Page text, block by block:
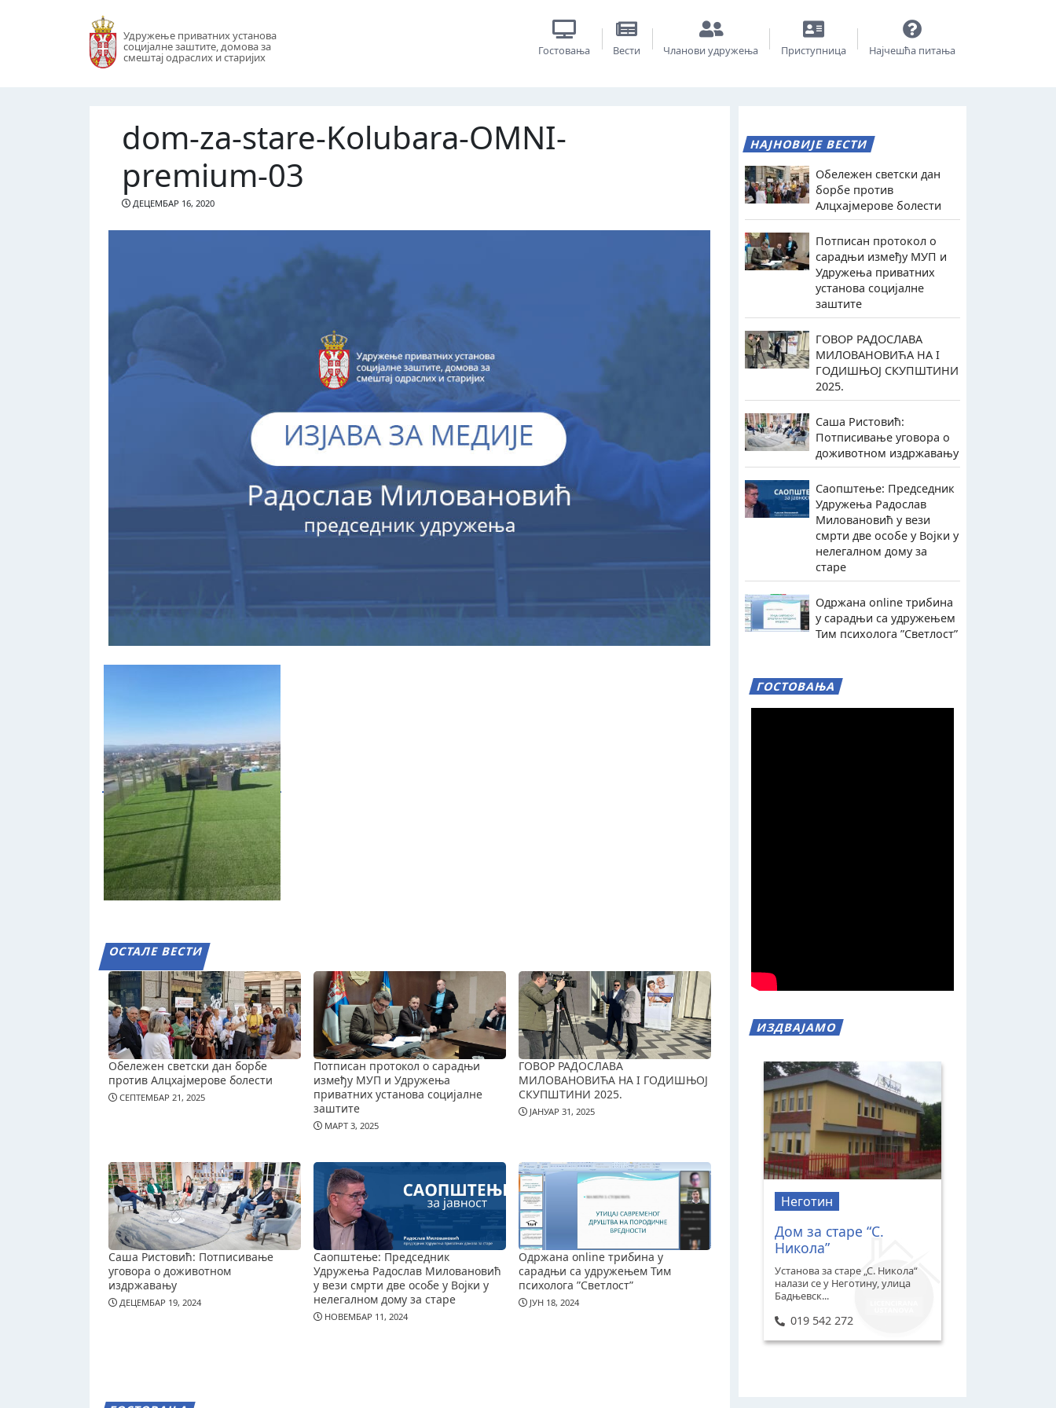
Удружење приватних установа
социјалне заштите, домова за
смештај одраслих и старијих
Гостовања Вести Чланови удружења Приступница Најчешћа питања
dom-za-stare-Kolubara-OMNI-
premium-03
ДЕЦЕМБАР 16, 2020
ОСТАЛЕ ВЕСТИ
Обележен светски дан борбе
против Алцхајмерове болести
СЕПТЕМБАР 21, 2025
Потписан протокол о сарадњи
између МУП и Удружења
приватних установа социјалне
заштите
МАРТ 3, 2025
ГОВОР РАДОСЛАВА
МИЛОВАНОВИЋА НА I ГОДИШЊОЈ
СКУПШТИНИ 2025.
ЈАНУАР 31, 2025
Саша Ристовић: Потписивање
уговора о доживотном
издржавању
ДЕЦЕМБАР 19, 2024
Саопштење: Председник
Удружења Радослав Миловановић
у вези смрти две особе у Војки у
нелегалном дому за старе
НОВЕМБАР 11, 2024
Одржана online трибина у
сарадњи са удружењем Тим
психолога ”Светлост”
ЈУН 18, 2024
НАЈНОВИЈЕ ВЕСТИ
Обележен светски дан
борбе против
Алцхајмерове болести
Потписан протокол о
сарадњи између МУП и
Удружења приватних
установа социјалне
заштите
ГОВОР РАДОСЛАВА
МИЛОВАНОВИЋА НА I
ГОДИШЊОЈ СКУПШТИНИ
2025.
Саша Ристовић:
Потписивање уговора о
доживотном издржавању
Саопштење: Председник
Удружења Радослав
Миловановић у вези
смрти две особе у Војки у
нелегалном дому за
старе
Одржана online трибина
у сарадњи са удружењем
Тим психолога ”Светлост”
ГОСТОВАЊА
ИЗДВАЈАМО
Неготин
Дом за старе “С.
Никола”
Установа за старе „С. Никола“
налази се у Неготину, улица
Бадњевск...
019 542 272